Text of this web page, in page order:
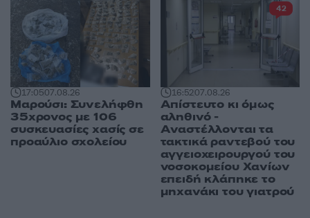
17:0507.08.26
Μαρούσι: Συνελήφθη
35χρονος με 106
συσκευασίες χασίς σε
προαύλιο σχολείου
16:5207.08.26
Απίστευτο κι όμως
αληθινό -
Aναστέλλονται τα
τακτικά ραντεβού του
αγγειοχειρουργού του
νοσοκομείου Χανίων
επειδή κλάπηκε το
μηχανάκι του γιατρού
42